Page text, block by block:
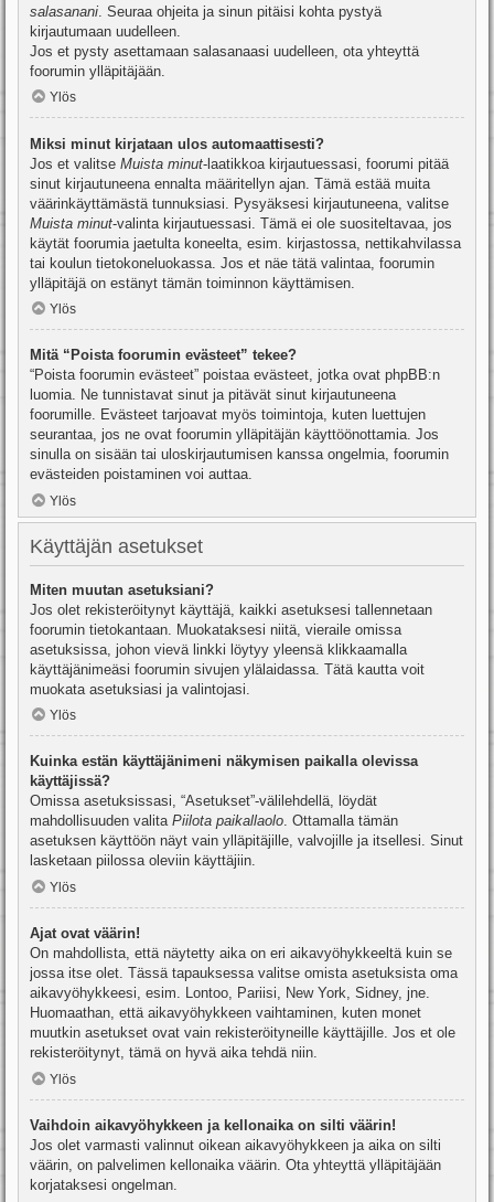
salasanani . Seuraa ohjeita ja sinun pitäisi kohta pystyä
kirjautumaan uudelleen.
Jos et pysty asettamaan salasanaasi uudelleen, ota yhteyttä
foorumin ylläpitäjään.
Ylös
Miksi minut kirjataan ulos automaattisesti?
Jos et valitse Muista minut-laatikkoa kirjautuessasi, foorumi pitää
sinut kirjautuneena ennalta määritellyn ajan. Tämä estää muita
väärinkäyttämästä tunnuksiasi. Pysyäksesi kirjautuneena, valitse
Muista minut-valinta kirjautuessasi. Tämä ei ole suositeltavaa, jos
käytät foorumia jaetulta koneelta, esim. kirjastossa, nettikahvilassa
tai koulun tietokoneluokassa. Jos et näe tätä valintaa, foorumin
ylläpitäjä on estänyt tämän toiminnon käyttämisen.
Ylös
Mitä “Poista foorumin evästeet” tekee?
“Poista foorumin evästeet” poistaa evästeet, jotka ovat phpBB:n
luomia. Ne tunnistavat sinut ja pitävät sinut kirjautuneena
foorumille. Evästeet tarjoavat myös toimintoja, kuten luettujen
seurantaa, jos ne ovat foorumin ylläpitäjän käyttöönottamia. Jos
sinulla on sisään tai uloskirjautumisen kanssa ongelmia, foorumin
evästeiden poistaminen voi auttaa.
Ylös
Käyttäjän asetukset
Miten muutan asetuksiani?
Jos olet rekisteröitynyt käyttäjä, kaikki asetuksesi tallennetaan
foorumin tietokantaan. Muokataksesi niitä, vieraile omissa
asetuksissa, johon vievä linkki löytyy yleensä klikkaamalla
käyttäjänimeäsi foorumin sivujen ylälaidassa. Tätä kautta voit
muokata asetuksiasi ja valintojasi.
Ylös
Kuinka estän käyttäjänimeni näkymisen paikalla olevissa
käyttäjissä?
Omissa asetuksissasi, “Asetukset”-välilehdellä, löydät
mahdollisuuden valita Piilota paikallaolo. Ottamalla tämän
asetuksen käyttöön näyt vain ylläpitäjille, valvojille ja itsellesi. Sinut
lasketaan piilossa oleviin käyttäjiin.
Ylös
Ajat ovat väärin!
On mahdollista, että näytetty aika on eri aikavyöhykkeeltä kuin se
jossa itse olet. Tässä tapauksessa valitse omista asetuksista oma
aikavyöhykkeesi, esim. Lontoo, Pariisi, New York, Sidney, jne.
Huomaathan, että aikavyöhykkeen vaihtaminen, kuten monet
muutkin asetukset ovat vain rekisteröityneille käyttäjille. Jos et ole
rekisteröitynyt, tämä on hyvä aika tehdä niin.
Ylös
Vaihdoin aikavyöhykkeen ja kellonaika on silti väärin!
Jos olet varmasti valinnut oikean aikavyöhykkeen ja aika on silti
väärin, on palvelimen kellonaika väärin. Ota yhteyttä ylläpitäjään
korjataksesi ongelman.